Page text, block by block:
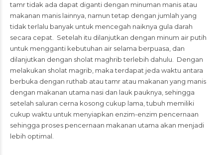
tamr tidak ada dapat diganti dengan minuman manis atau
makanan manis lainnya, namun tetap dengan jumlah yang
tidak terlalu banyak untuk mencegah naiknya gula darah
secara cepat. Setelah itu dilanjutkan dengan minum air putih
untuk mengganti kebutuhan air selama berpuasa, dan
dilanjutkan dengan sholat maghrib terlebih dahulu. Dengan
melakukan sholat magrib, maka terdapat jeda waktu antara
berbuka dengan ruthab atau tamr atau makanan yang manis
dengan makanan utama nasi dan lauk pauknya, sehingga
setelah saluran cerna kosong cukup lama, tubuh memiliki
cukup waktu untuk menyiapkan enzim-enzim pencernaan
sehingga proses pencernaan makanan utama akan menjadi
lebih optimal.